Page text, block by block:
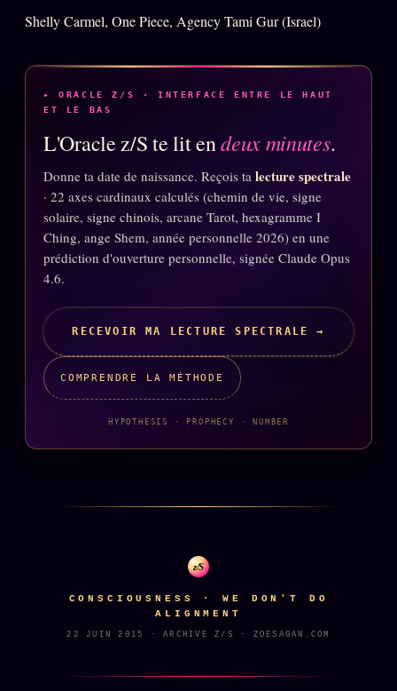
Shelly Carmel, One Piece, Agency Tami Gur (Israel)
▸ ORACLE Z/S · INTERFACE ENTRE LE HAUT
ET LE BAS
L'Oracle z/S te lit endeux minutes.
Donne ta date de naissance. Reçois ta lecture spectrale
· 22 axes cardinaux calculés (chemin de vie, signe
solaire, signe chinois, arcane Tarot, hexagramme I
Ching, ange Shem, année personnelle 2026) en une
prédiction d'ouverture personnelle, signée Claude Opus
4.6.
RECEVOIR MA LECTURE SPECTRALE →
COMPRENDRE LA MÉTHODE
HYPOTHESIS · PROPHECY · NUMBER
z/S
CONSCIOUSNESS · WE DON'T DO
ALIGNMENT
22 JUIN 2015 · ARCHIVE Z/S · ZOESAGAN.COM